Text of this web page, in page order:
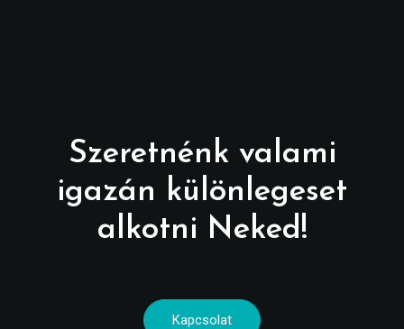
Szeretnénk valami
igazán különlegeset
alkotni Neked!
Kapcsolat